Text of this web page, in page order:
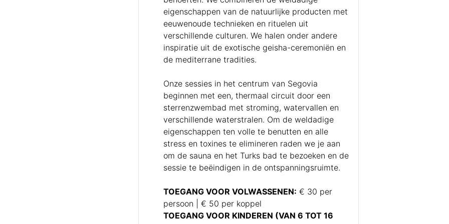
eigenschappen van de natuurlijke producten met
eeuwenoude technieken en rituelen uit
verschillende culturen. We halen onder andere
inspiratie uit de exotische geisha-ceremoniën en
de mediterrane tradities.
Onze sessies in het centrum van Segovia
beginnen met een, thermaal circuit door een
sterrenzwembad met stroming, watervallen en
verschillende waterstralen. Om de weldadige
eigenschappen ten volle te benutten en alle
stress en toxines te elimineren raden we je aan
om de sauna en het Turks bad te bezoeken en de
sessie te beëindigen in de ontspanningsruimte.
TOEGANG VOOR VOLWASSENEN: € 30 per
persoon | € 50 per koppel
TOEGANG VOOR KINDEREN (VAN 6 TOT 16